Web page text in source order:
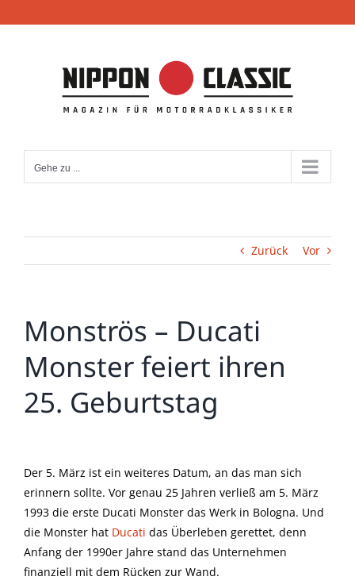
Inhalt
Gehe zu ...
Zurück Vor
Monströs – Ducati
Monster feiert ihren
25. Geburtstag
grösseres
Bild
Der 5. März ist ein weiteres Datum, an das man sich
erinnern sollte. Vor genau 25 Jahren verließ am 5. März
1993 die erste Ducati Monster das Werk in Bologna. Und
die Monster hat Ducati das Überleben gerettet, denn
Anfang der 1990er Jahre stand das Unternehmen
finanziell mit dem Rücken zur Wand.